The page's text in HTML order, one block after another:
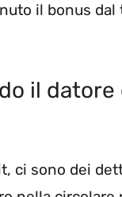
il bonus dal
il
ci sono dei